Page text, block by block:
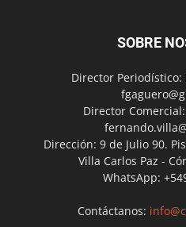
SOBRE
Director Periodístico:
Director
Dirección: 9 de Julio 90.
Villa Carlos Paz -
WhatsApp:
Contáctanos: